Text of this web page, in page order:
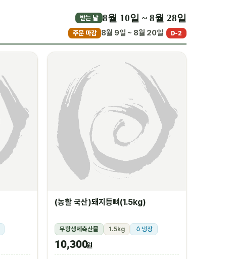
받는 날 8월 10일 ~ 8월 28일
주문 마감 8월 9일 ~ 8월 20일 D-2
(농할 국산)돼지등뼈(1.5kg)
무항생제축산물 1.5kg 냉장
10,300원